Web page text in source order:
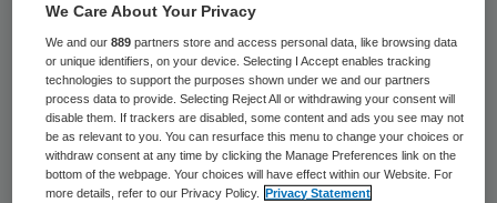
De 43-jarige Maryze Schoneveld-Van der
Linden lijdt aan de ziekte van Pompe, een
zeldzame spierziekte. In juli 2012 vertelde
zij in verschillende Nederlandse kranten en
We Care About Your Privacy
We and our889 partners store and access personal data, like browsing data
or unique identifiers, on your device. Selecting I Accept enables tracking
technologies to support the purposes shown under we and our partners
process data to provide. Selecting Reject All or withdrawing your consent will
disable them. If trackers are disabled, some content and ads you see may not
be as relevant to you. You can resurface this menu to change your choices or
withdraw consent at any time by clicking the Manage Preferences link on the
bottom of the webpage. Your choices will have effect within our Website. For
more details, refer to our Privacy Policy.
Privacy Statement